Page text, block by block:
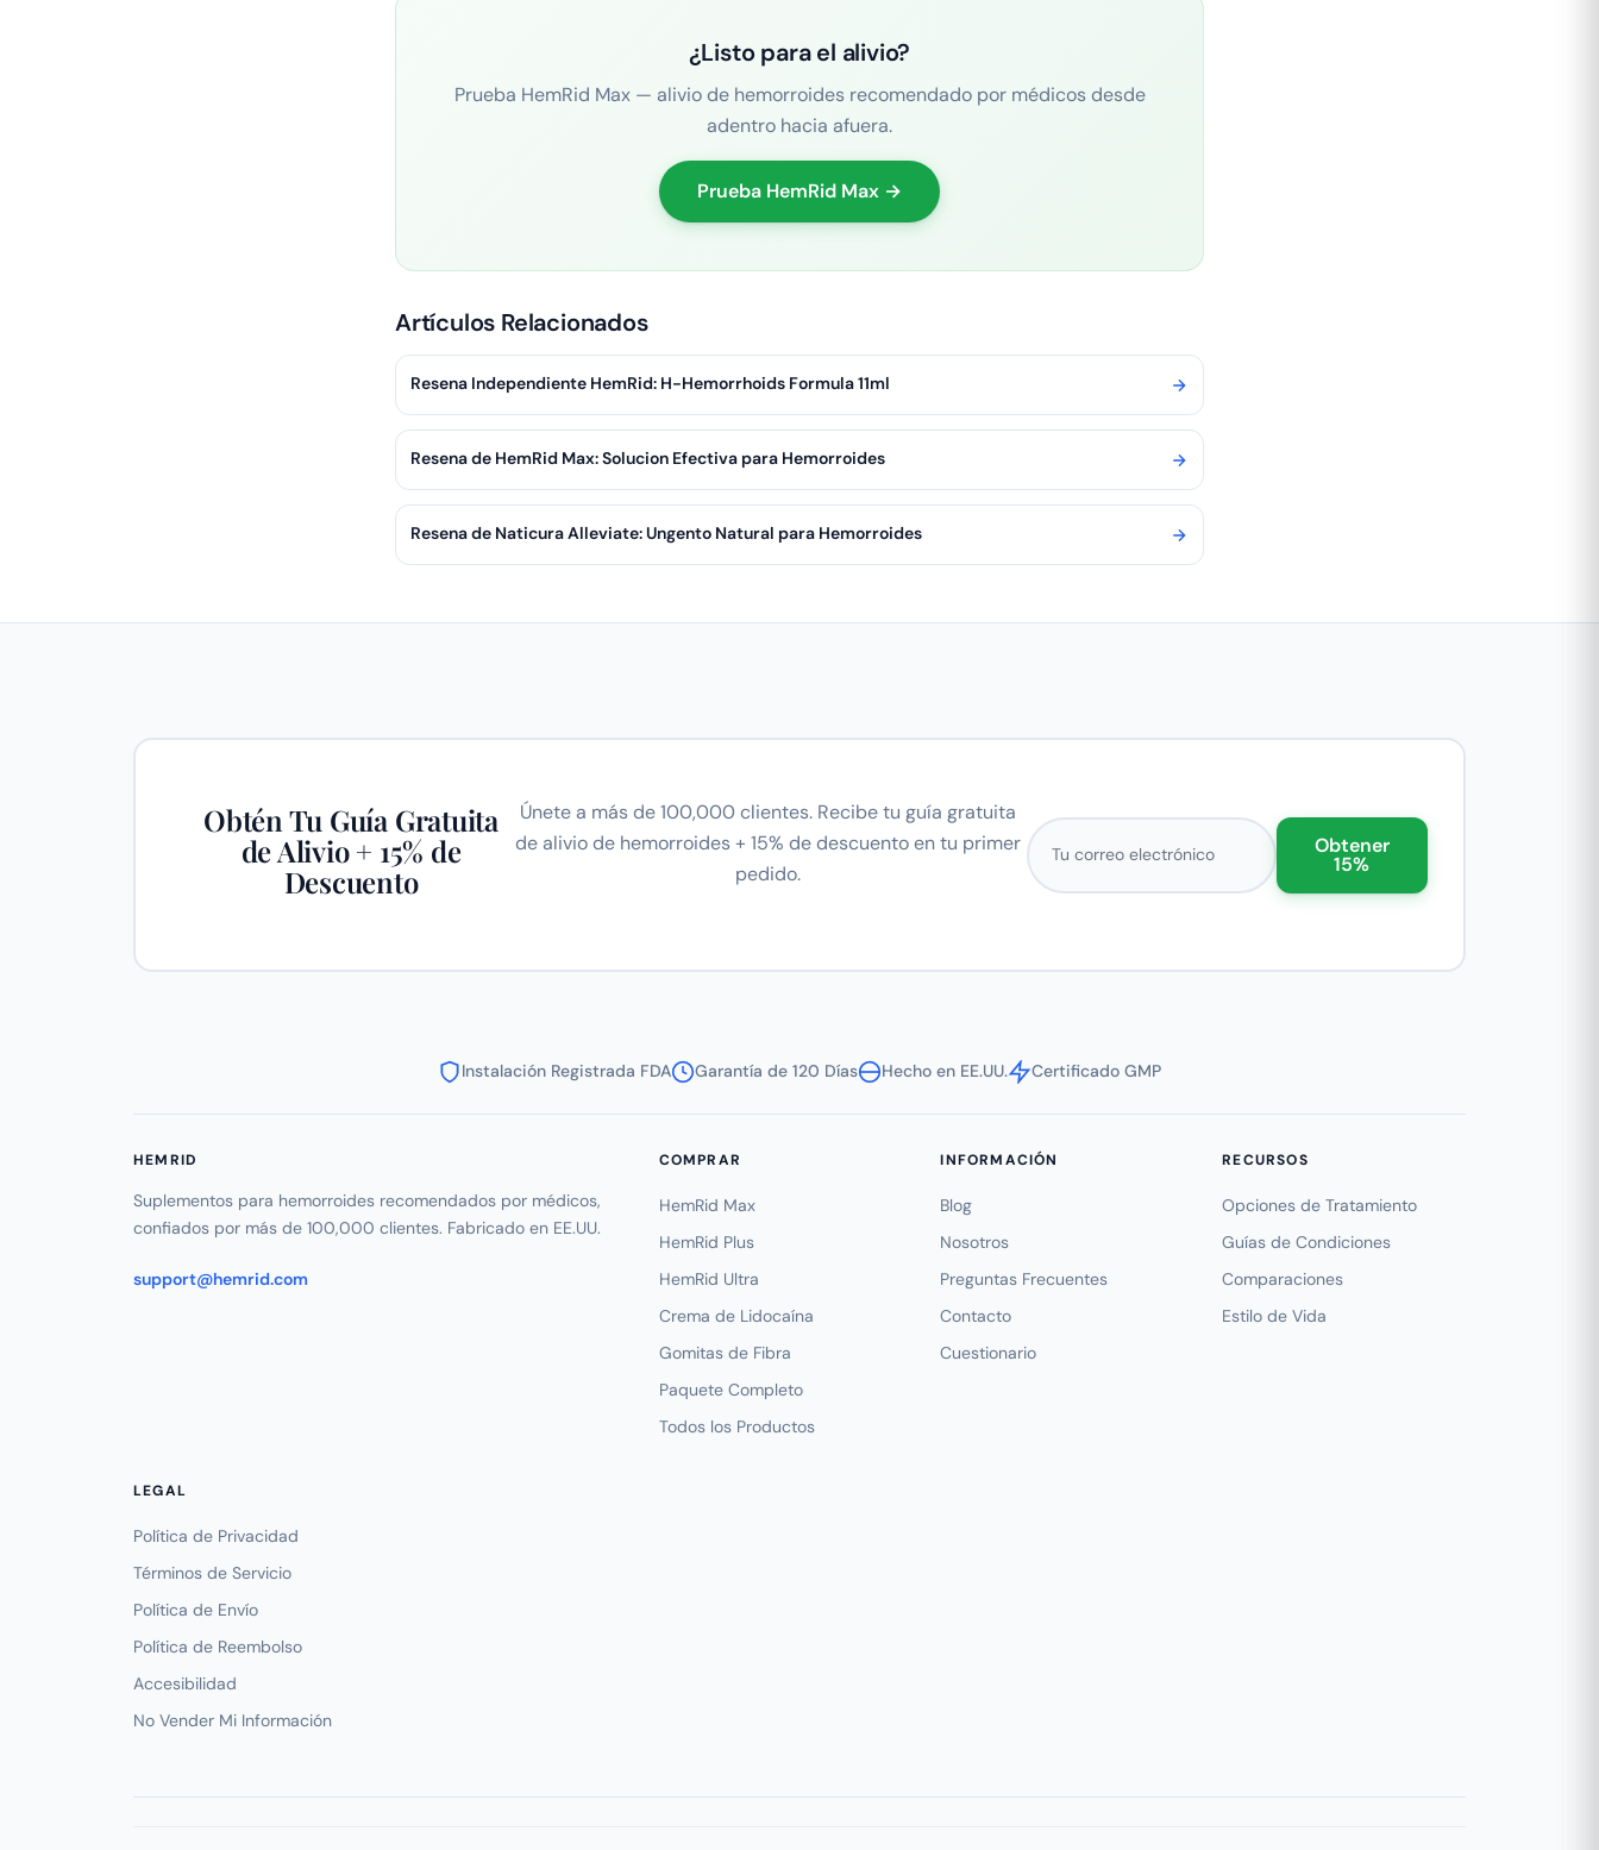
¿Listo para el alivio?
Prueba HemRid Max — alivio de hemorroides recomendado por médicos desde
adentro hacia afuera.
Prueba HemRid Max →
Artículos Relacionados
Resena Independiente HemRid: H-Hemorrhoids Formula 11ml
Resena de HemRid Max: Solucion Efectiva para Hemorroides
Resena de Naticura Alleviate: Ungento Natural para Hemorroides
Obtén Tu Guía Gratuita
de Alivio + 15% de
Descuento
Únete a más de 100,000 clientes. Recibe tu guía gratuita
de alivio de hemorroides + 15% de descuento en tu primer
pedido.
Correo electrónico
Obtener
15%
Instalación Registrada FDA Garantía de 120 Días Hecho en EE.UU. Certificado GMP
HEMRID
Suplementos para hemorroides recomendados por médicos,
confiados por más de 100,000 clientes. Fabricado en EE.UU.
support@hemrid.com
COMPRAR
HemRid Max
HemRid Plus
HemRid Ultra
Crema de Lidocaína
Gomitas de Fibra
Paquete Completo
Todos los Productos
INFORMACIÓN
Blog
Nosotros
Preguntas Frecuentes
Contacto
Cuestionario
RECURSOS
Opciones de Tratamiento
Guías de Condiciones
Comparaciones
Estilo de Vida
LEGAL
Política de Privacidad
Términos de Servicio
Política de Envío
Política de Reembolso
Accesibilidad
No Vender Mi Información